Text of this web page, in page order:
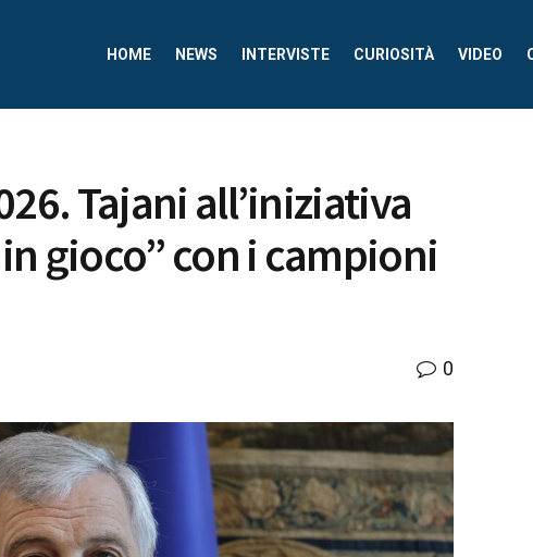
HOME NEWS INTERVISTE CURIOSITÀ VIDEO
Tajani all’iniziativa
gioco” con i campioni
0